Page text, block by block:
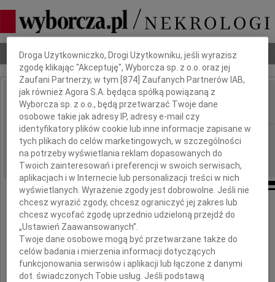
Nekrologi Odeszli Poradnik pogrzebowy
IMIĘ I NAZWISKO: Andrzej Nowakowski
REGION: Poznań
DATA EMISJI: 05.01.2022
Z głębokim żalem żegnamy zmarłego
Prof.
Andrzeja
Dbamy o Twoją prywatność
Droga Użytkowniczko, Drogi Użytkowniku, jeśli wyrazisz
zgodę klikając "Akceptuję", Wyborcza sp. z o.o. oraz jej
Zaufani Partnerzy, w tym [874 ] Zaufanych Partnerów IAB,
jak również Agora S.A. będąca spółką powiązaną z
Wyborcza sp. z o.o., będą przetwarzać Twoje dane
osobowe takie jak adresy IP, adresy e-mail czy
identyfikatory plików cookie lub inne informacje zapisane w
tych plikach do celów marketingowych, w szczególności
na potrzeby wyświetlania reklam dopasowanych do
Twoich zainteresowań i preferencji w swoich serwisach,
aplikacjach i w Internecie lub personalizacji treści w nich
wyświetlanych. Wyrażenie zgody jest dobrowolne. Jeśli nie
chcesz wyrazić zgody, chcesz ograniczyć jej zakres lub
chcesz wycofać zgodę uprzednio udzieloną przejdź do
„Ustawień Zaawansowanych”.
Twoje dane osobowe mogą być przetwarzane także do
celów badania i mierzenia informacji dotyczących
funkcjonowania serwisów i aplikacji lub łączone z danymi
dot. świadczonych Tobie usług. Jeśli podstawą